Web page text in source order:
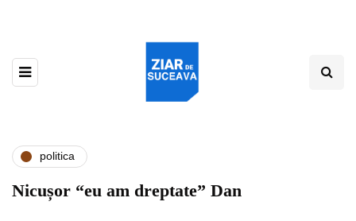
politica
Nicușor “eu am dreptate” Dan